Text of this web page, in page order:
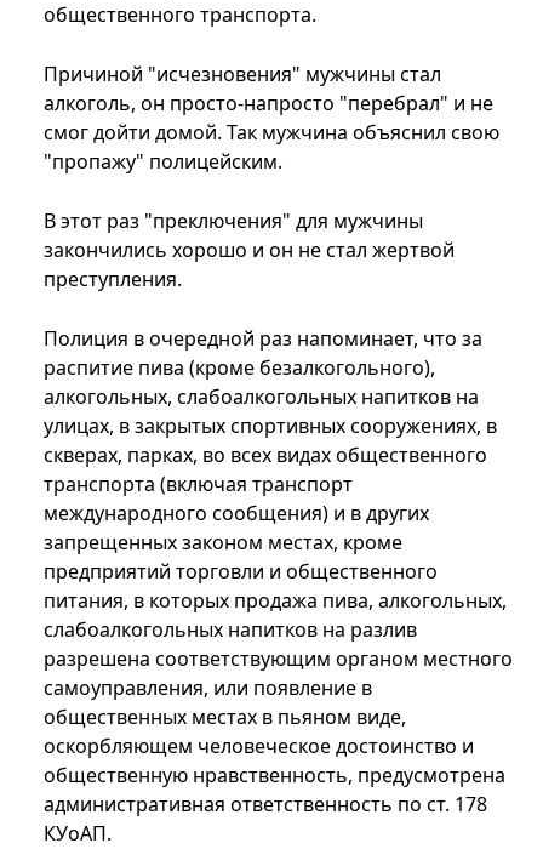
общественного транспорта.
Причиной "исчезновения" мужчины стал
алкоголь, он просто-напросто "перебрал" и не
смог дойти домой. Так мужчина объяснил свою
"пропажу" полицейским.
В этот раз "преключения" для мужчины
закончились хорошо и он не стал жертвой
преступления.
Полиция в очередной раз напоминает, что за
распитие пива (кроме безалкогольного),
алкогольных, слабоалкогольных напитков на
улицах, в закрытых спортивных сооружениях, в
скверах, парках, во всех видах общественного
транспорта (включая транспорт
международного сообщения) и в других
запрещенных законом местах, кроме
предприятий торговли и общественного
питания, в которых продажа пива, алкогольных,
слабоалкогольных напитков на разлив
разрешена соответствующим органом местного
самоуправления, или появление в
общественных местах в пьяном виде,
оскорбляющем человеческое достоинство и
общественную нравственность, предусмотрена
административная ответственность по ст. 178
КУоАП.